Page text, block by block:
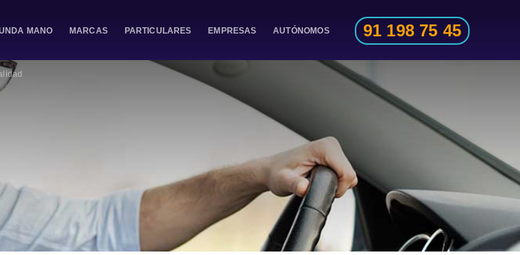
MANO MARCAS PARTICULARES EMPRESAS AUTÓNOMOS 91 198 75 45